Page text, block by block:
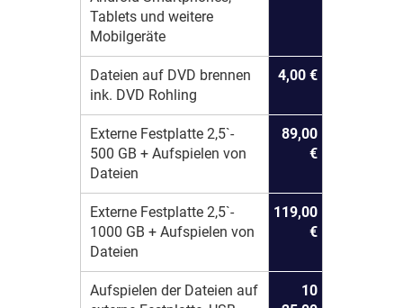
Tablets und weitere
Mobilgeräte
Dateien auf DVD brennen
ink. DVD Rohling
4,00 €
Externe Festplatte 2,5`-
500 GB + Aufspielen von
Dateien
89,00
€
Externe Festplatte 2,5`-
1000 GB + Aufspielen von
Dateien
119,00
€
Aufspielen der Dateien auf
10